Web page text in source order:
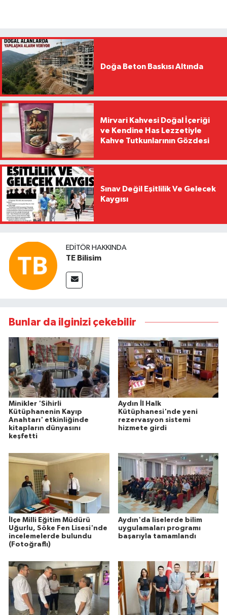
Doğa Beton Baskısı Altında
Mirvari Kahvesi Doğal İçeriği
ve Kendine Has Lezzetiyle
Kahve Tutkunlarının Gözdesi
Sınav Değil Eşitlilik Ve Gelecek
Kaygısı
EDITÖR HAKKINDA
TE Bilisim
Bunlar da ilginizi çekebilir
Minikler 'Sihirli
Kütüphanenin Kayıp
Anahtarı' etkinliğinde
kitapların dünyasını
keşfetti
Aydın İl Halk
Kütüphanesi'nde yeni
rezervasyon sistemi
hizmete girdi
İlçe Milli Eğitim Müdürü
Uğurlu, Söke Fen Lisesi'nde
incelemelerde bulundu
(Fotoğraflı)
Aydın'da liselerde bilim
uygulamaları programı
başarıyla tamamlandı